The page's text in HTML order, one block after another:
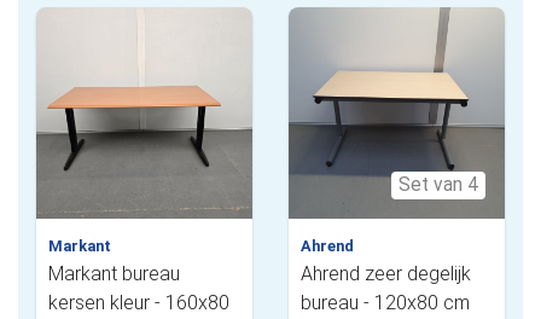
Markant
Markant bureau
kersen kleur - 160x80
Set van 4
Ahrend
Ahrend zeer degelijk
bureau - 120x80 cm